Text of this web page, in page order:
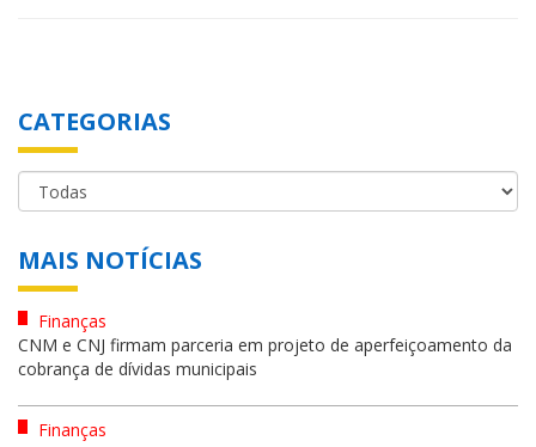
CATEGORIAS
MAIS NOTÍCIAS
Finanças
CNM e CNJ firmam parceria em projeto de aperfeiçoamento da
cobrança de dívidas municipais
Finanças